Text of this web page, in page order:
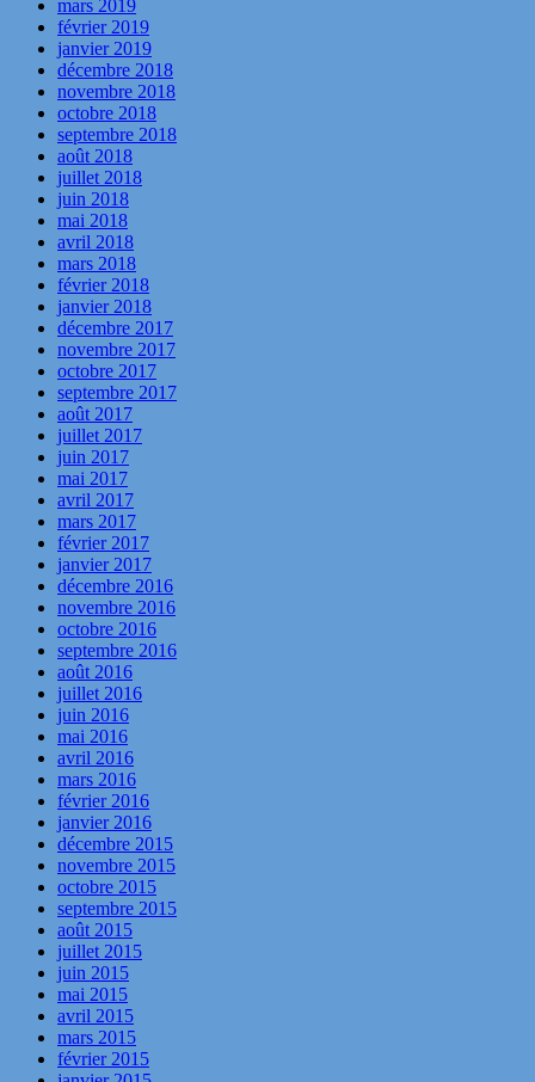
mars 2019
février 2019
janvier 2019
décembre 2018
novembre 2018
octobre 2018
septembre 2018
août 2018
juillet 2018
juin 2018
mai 2018
avril 2018
mars 2018
février 2018
janvier 2018
décembre 2017
novembre 2017
octobre 2017
septembre 2017
août 2017
juillet 2017
juin 2017
mai 2017
avril 2017
mars 2017
février 2017
janvier 2017
décembre 2016
novembre 2016
octobre 2016
septembre 2016
août 2016
juillet 2016
juin 2016
mai 2016
avril 2016
mars 2016
février 2016
janvier 2016
décembre 2015
novembre 2015
octobre 2015
septembre 2015
août 2015
juillet 2015
juin 2015
mai 2015
avril 2015
mars 2015
février 2015